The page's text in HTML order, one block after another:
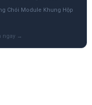
Chói Module Khung Hộp